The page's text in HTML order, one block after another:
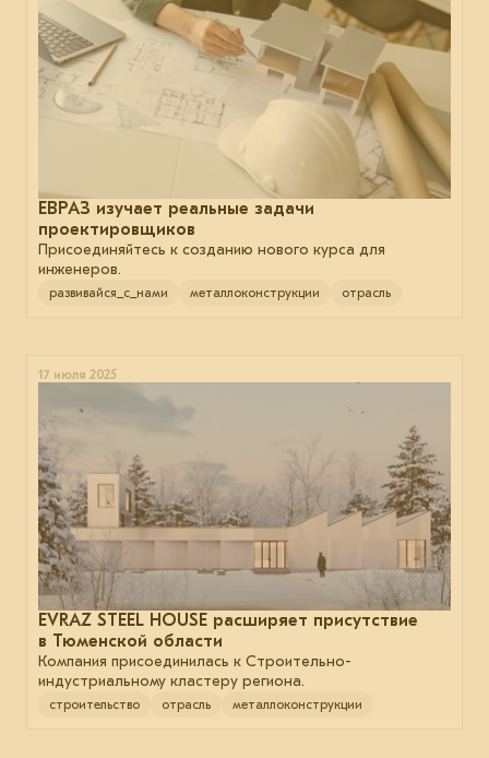
ЕВРАЗ изучает реальные задачи
проектировщиков
Присоединяйтесь к созданию нового курса для
инженеров.
развивайся_с_нами металлоконструкции отрасль
17 июля 2025
EVRAZ STEEL HOUSE расширяет присутствие
в Тюменской области
Компания присоединилась к Строительно-
индустриальному кластеру региона.
строительство отрасль металлоконструкции